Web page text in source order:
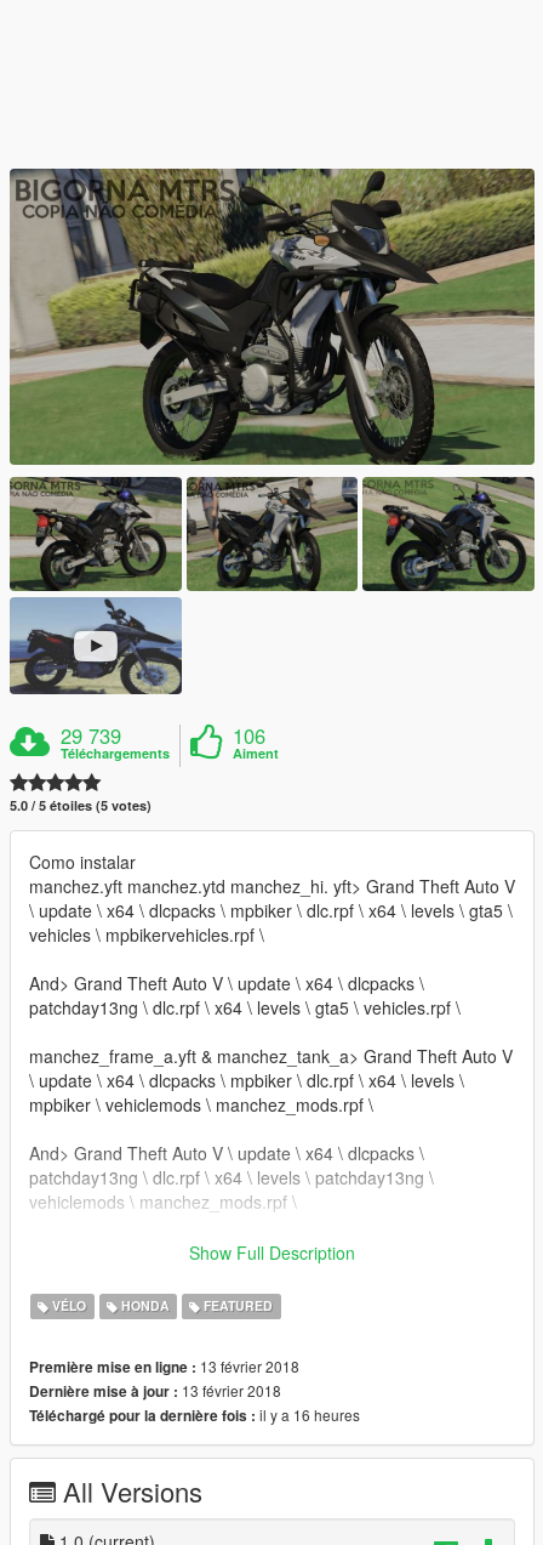
29 739
Téléchargements
106
Aiment
5.0 / 5 étoiles (5 votes)
Como instalar
manchez.yft manchez.ytd manchez_hi. yft> Grand Theft Auto V
\ update \ x64 \ dlcpacks \ mpbiker \ dlc.rpf \ x64 \ levels \ gta5 \
vehicles \ mpbikervehicles.rpf \
And> Grand Theft Auto V \ update \ x64 \ dlcpacks \
patchday13ng \ dlc.rpf \ x64 \ levels \ gta5 \ vehicles.rpf \
manchez_frame_a.yft & manchez_tank_a> Grand Theft Auto V
\ update \ x64 \ dlcpacks \ mpbiker \ dlc.rpf \ x64 \ levels \
mpbiker \ vehiclemods \ manchez_mods.rpf \
And> Grand Theft Auto V \ update \ x64 \ dlcpacks \
patchday13ng \ dlc.rpf \ x64 \ levels \ patchday13ng \
vehiclemods \ manchez_mods.rpf \
- Crédits: Bigorna (Por favor, atualize-me sobre o resto,
- Convertido em GTA V por: Carlos Danrlley (Bigorna)
+ "" +
O mod contém 4 extras
-------------------- ---------------- ----------
Você quer que eu diga algo? Enviar e-mail na página, quando
possível, responda: https://www.facebook.com/CarlosDaanrlley
se desejar mais mods como este, mantenha os créditos e o
link do download original!
Show Full Description
VÉLO HONDA FEATURED
Première mise en ligne : 13 février 2018
Dernière mise à jour : 13 février 2018
Téléchargé pour la dernière fois : il y a 16 heures
All Versions